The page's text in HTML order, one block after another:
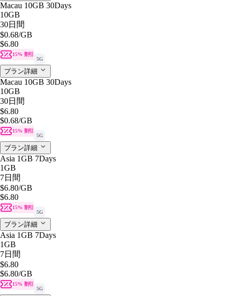
Macau 10GB 30Days
10GB
30日間
$0.68/GB
$6.80
15% 割引
5G
プラン詳細
Macau 10GB 30Days
10GB
30日間
$6.80
$0.68/GB
15% 割引
5G
プラン詳細
Asia 1GB 7Days
1GB
7日間
$6.80/GB
$6.80
15% 割引
5G
プラン詳細
Asia 1GB 7Days
1GB
7日間
$6.80
$6.80/GB
15% 割引
5G